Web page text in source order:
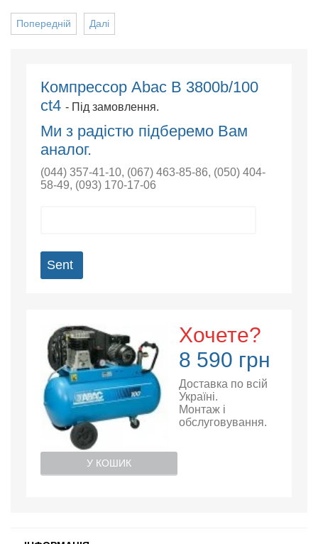
Далі
Попередній
Компрессор Abac B 3800b/100
ct4 - Під замовлення.
Ми з радістю підберемо Вам
аналог.
(044) 357-41-10, (067) 463-85-86, (050) 404-
58-49, (093) 170-17-06
Sent
Хочете?
8 590 грн
Доставка по всій
Україні.
Монтаж і
обслуговування.
У КОШИК